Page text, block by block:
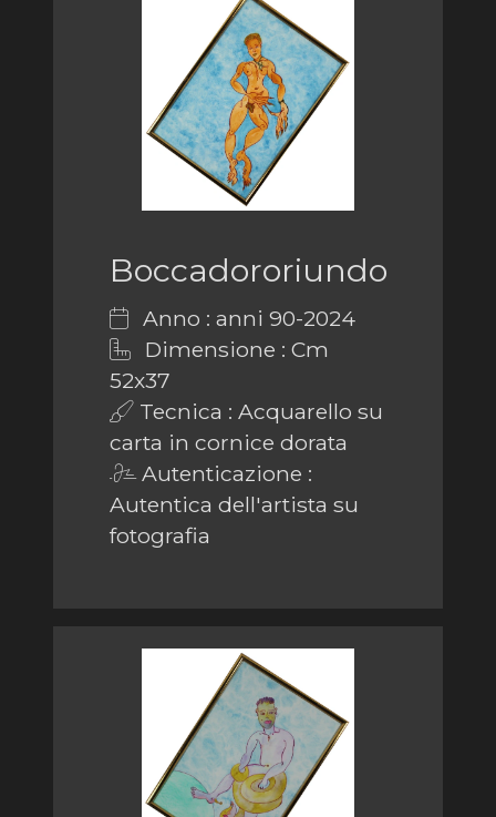
Boccadororiundo
Anno : anni 90-2024
Dimensione : Cm
52x37
Tecnica : Acquarello su
carta in cornice dorata
Autenticazione :
Autentica dell'artista su
fotografia